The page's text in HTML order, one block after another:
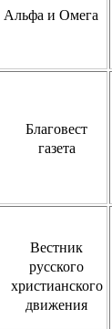
Альфа и Омега
Благовест
газета
Вестник
русского
христианского
движения